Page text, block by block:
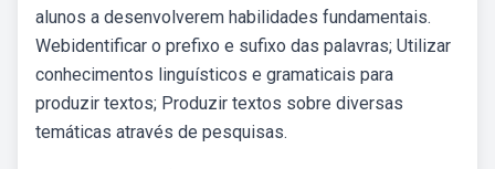
alunos a desenvolverem habilidades fundamentais.
Webidentificar o prefixo e sufixo das palavras; Utilizar
conhecimentos linguísticos e gramaticais para
produzir textos; Produzir textos sobre diversas
temáticas através de pesquisas.